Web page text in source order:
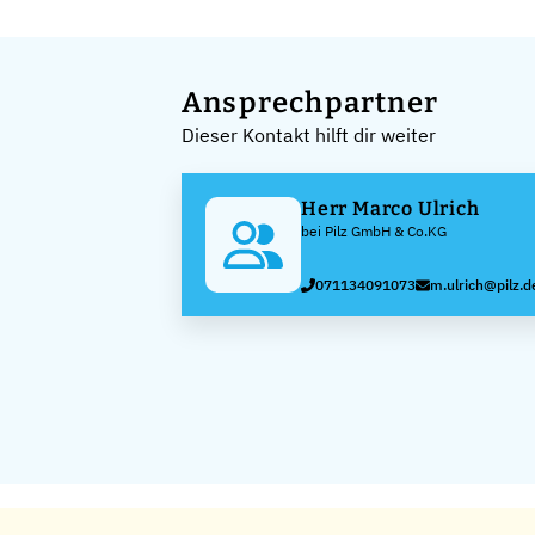
Ansprechpartner
Dieser Kontakt hilft dir weiter
Herr Marco Ulrich
bei Pilz GmbH & Co.KG
071134091073